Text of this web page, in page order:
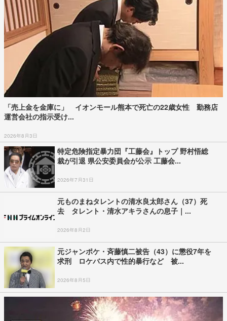
「売上金を金庫に」 イオンモール熊本で死亡の22歳女性 勤務店
運営会社の指示受け...
2026年8月3日
特定危険指定暴力団『工藤会』トップ 野村悟総
裁が引退 県公安委員会が公示 工藤会...
2026年7月31日
元ものまねタレントの清水良太郎さん（37）死
去 タレント・清水アキラさんの息子｜...
2026年8月2日
元ジャンポケ・斉藤慎二被告（43）に懲役7年を
求刑 ロケバス内で性的暴行など 被...
2026年8月5日